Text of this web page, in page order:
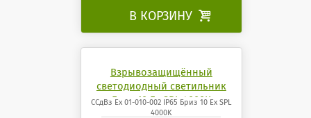
В КОРЗИНУ 
Взрывозащищённый
светодиодный светильник
Бриз 10 Ех SPL 4000K
ССдВз Ех 01-010-002 IP65 Бриз 10 Ех SPL
4000K